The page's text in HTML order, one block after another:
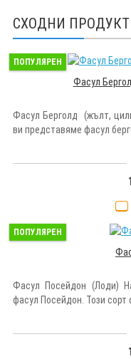
СХОДНИ
ПОПУЛЯРЕН
Фасул
Фасул Берголд (жълт,
ви представяме фасул
ПОПУЛЯРЕН
Фасул Посейдон (Лоди)
фасул Посейдон. Този сорт